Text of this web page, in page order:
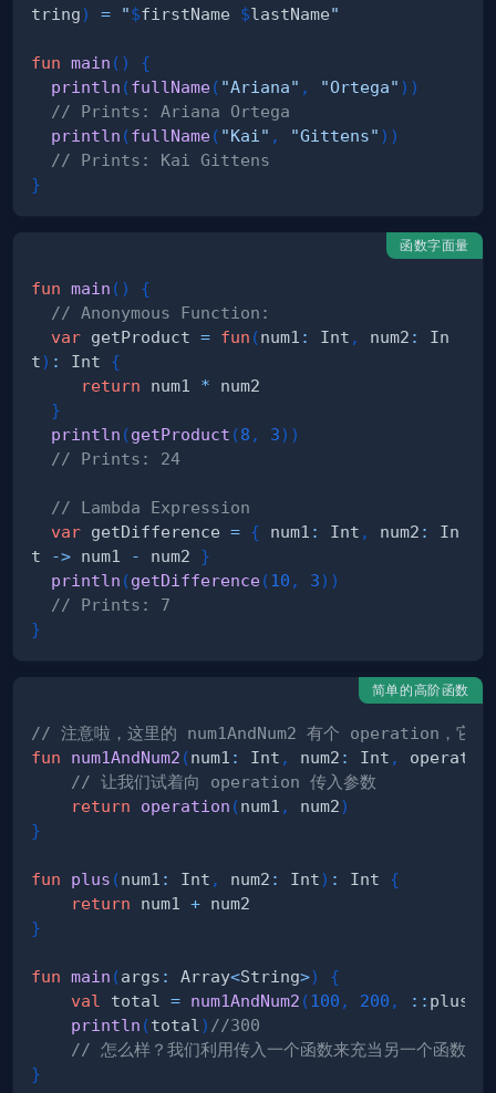
tring) = "$firstName $lastName"
fun main ( )
{
println (fullName( "Ariana" , "Ortega" ) )
// Prints: Ariana Ortega
println (fullName( "Kai" , "Gittens" ) )
// Prints: Kai Gittens
}
函数字面量
fun main ( )
{
// Anonymous Function:
var getProduct = fun (num1 : Int , num2 :
In
t) : Int {
return num1 *
}
println (getProduct (8 , 3) )
// Prints: 24
// Lambda Expression
var getDifference = { num1 : Int , num2 :
In
t
-> num1 - num2 }
println (getDifference(10 , 3) )
// Prints: 7
}
简单的高阶函数
// 注意啦，这里的 num1AndNum2 有个 operation，它是
fun
num1AndNum2 (num1 : Int , num2 : Int ,
// 让我们试着向 operation 传入参数
return
operation (num1 , num2)
}
fun plus (num1 : Int , num2 : Int) : Int {
return num1 +
}
fun main (args : Array<String>)
{
val
total = num1AndNum2 (100 , 200 , :: plus
println (total ) //300
// 怎么样？我们利用传入一个函数来充当另一个函数的
}